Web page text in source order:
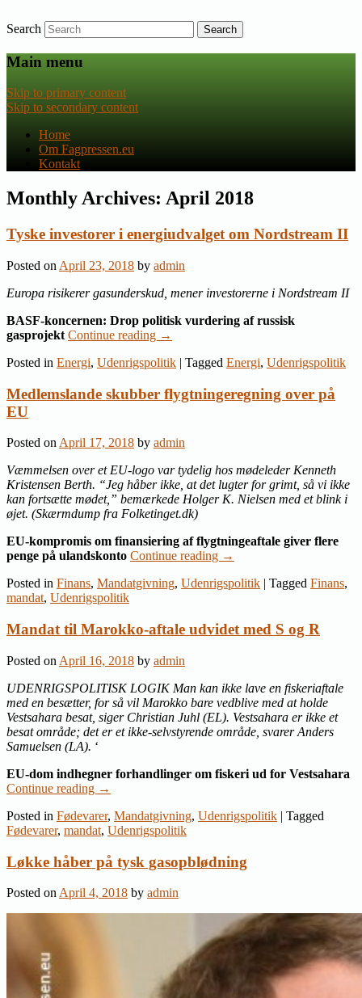
Fagpressen.eu
Nyheder om dansk EU-politik
Search
Main menu
Skip to primary content
Skip to secondary content
Home
Om Fagpressen.eu
Kontakt
Monthly Archives: April 2018
Tyske investorer i energiudvalget om Nordstream II
Posted on April 23, 2018 by admin
Europa risikerer gasunderskud, mener investorerne i Nordstream II
BASF-koncernen: Drop politisk vurdering af russisk
gasprojekt Continue reading →
Posted in Energi, Udenrigspolitik | Tagged Energi, Udenrigspolitik
Medlemslande skubber flygtningeregning over på
EU
Posted onApril 17, 2018 by admin
Væmmelsen over et EU-logo var tydelig hos mødeleder Kenneth
Kristensen Berth. “Jeg håber ikke, at det lugter for grimt, så vi ikke
kan fortsætte mødet,” bemærkede Holger K. Nielsen med et blink i
øjet. (Skærmdump fra Folketinget.dk)
EU-kompromis om finansiering af flygtningeaftale giver flere
penge på ulandskonto Continue reading →
Posted in Finans, Mandatgivning, Udenrigspolitik | Tagged Finans,
mandat, Udenrigspolitik
Mandat til Marokko-aftale udvidet med S og R
Posted on April 16, 2018 by admin
UDENRIGSPOLITISK LOGIK Man kan ikke lave en fiskeriaftale
med en besætter, for så vil Marokko bare vedblive med at holde
Vestsahara besat, siger Christian Juhl (EL). Vestsahara er ikke et
besat område; det er et ikke-selvstyrende område, svarer Anders
Samuelsen (LA). ‘
EU-dom indhegner forhandlinger om fiskeri ud for Vestsahara
Continue reading →
Posted in Fødevarer, Mandatgivning, Udenrigspolitik | Tagged
Fødevarer, mandat, Udenrigspolitik
Løkke håber på tysk gasopblødning
Posted on April 4, 2018 by admin